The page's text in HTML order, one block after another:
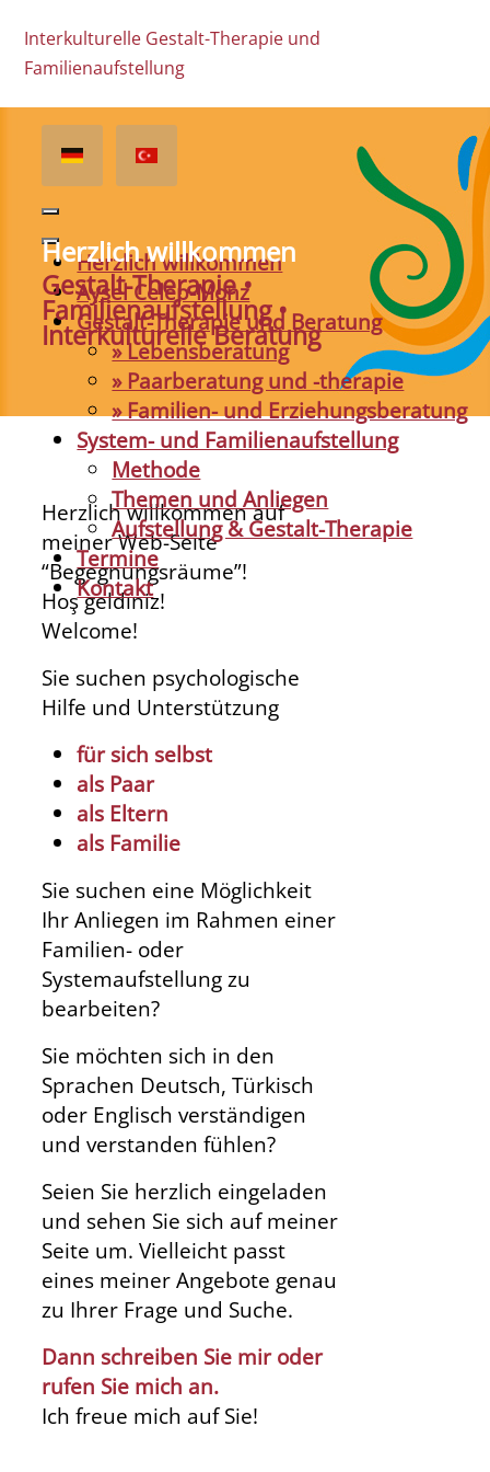
Interkulturelle Gestalt-Therapie und
Familienaufstellung
Herzlich willkommen
Aysel Celep-Monz
Gestalt-Therapie und Beratung
» Lebensberatung
» Paarberatung und -therapie
» Familien- und Erziehungsberatung
System- und Familienaufstellung
Methode
Themen und Anliegen
Aufstellung & Gestalt-Therapie
Termine
Kontakt
Herzlich willkommen
Gestalt-Therapie •
Familienaufstellung •
Interkulturelle Beratung
Herzlich willkommen auf
meiner Web-Seite
“Begegnungsräume”!
Hoş geldiniz!
Welcome!
Sie suchen psychologische
Hilfe und Unterstützung
für sich selbst
als Paar
als Eltern
als Familie
Sie suchen eine Möglichkeit
Ihr Anliegen im Rahmen einer
Familien- oder
Systemaufstellung zu
bearbeiten?
Sie möchten sich in den
Sprachen Deutsch, Türkisch
oder Englisch verständigen
und verstanden fühlen?
Seien Sie herzlich eingeladen
und sehen Sie sich auf meiner
Seite um. Vielleicht passt
eines meiner Angebote genau
zu Ihrer Frage und Suche.
Dann schreiben Sie mir oder
rufen Sie mich an.
Ich freue mich auf Sie!